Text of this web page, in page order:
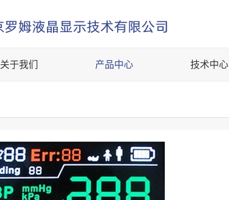
关于我们 产品中心 技术中心